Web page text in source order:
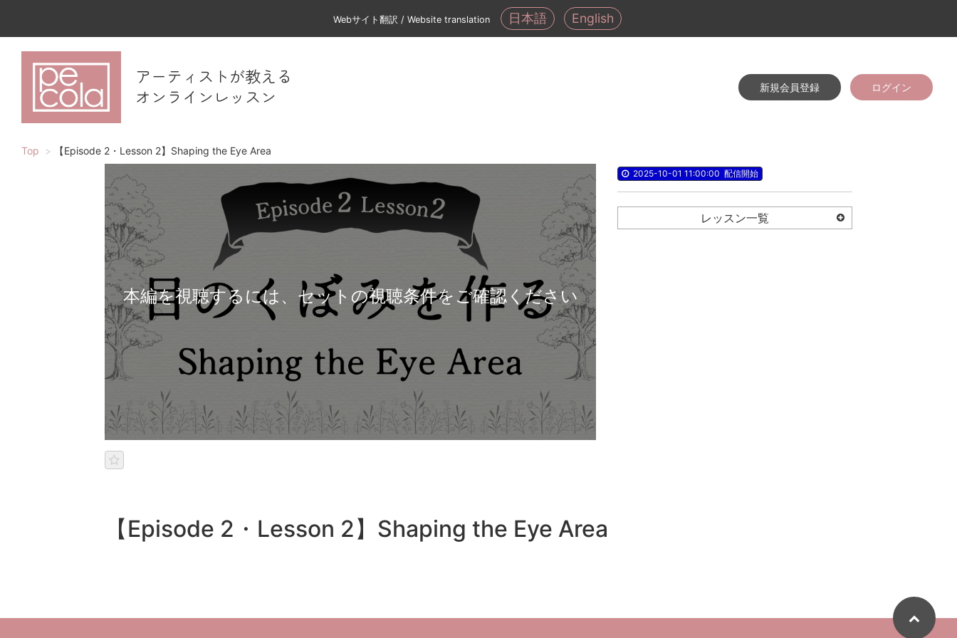
Webサイト翻訳 / Website translation 日本語 English
アーティストが教える
オンラインレッスン
新規会員登録 ログイン
Top 【Episode 2・Lesson 2】Shaping the Eye Area
本編を視聴するには、セットの視聴条件をご確認ください
2025-10-01 11:00:00 配信開始
レッスン一覧
【Episode 2・Lesson 2】Shaping the Eye Area